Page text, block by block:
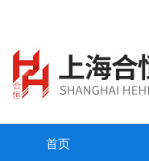
首页